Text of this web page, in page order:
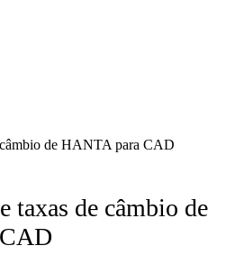
de HANTA para CAD
taxas de câmbio de